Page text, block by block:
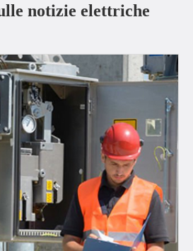
notizie elettriche